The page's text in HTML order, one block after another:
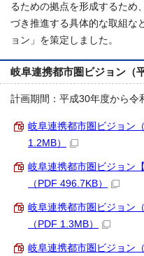
るための拠点を形成するため
づき推進する具体的な取組な
ョン」を策定しました。
岐阜連携都市圏ビジョン（
計画期間：平成30年度から令
岐阜連携都市圏ビジョン
1.2MB）
岐阜連携都市圏ビジョン
（PDF 496.7KB）
岐阜連携都市圏ビジョン
（PDF 1.3MB）
岐阜連携都市圏ビジョン